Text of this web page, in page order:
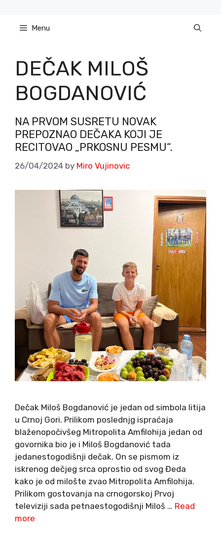
content Menu
DEČAK MILOŠ
BOGDANOVIĆ
NA PRVOM SUSRETU NOVAK
PREPOZNAO DEČAKA KOJI JE
RECITOVAO „PRKOSNU PESMU“.
26/04/2024 by Miro Vujinovic
Dečak Miloš Bogdanović je jedan od simbola litija
u Crnoj Gori. Prilikom poslednjg ispraćaja
blaženopočivšeg Mitropolita Amfilohija jedan od
govornika bio je i Miloš Bogdanović tada
jedanestogodišnji dečak. On se pismom iz
iskrenog dečjeg srca oprostio od svog Đeda
kako je od milošte zvao Mitropolita Amfilohija.
Prilikom gostovanja na crnogorskoj Prvoj
televiziji sada petnaestogodišnji Miloš … Read
more